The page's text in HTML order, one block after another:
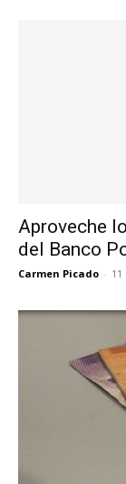
Aproveche
del Banco
Carmen Picado - 11